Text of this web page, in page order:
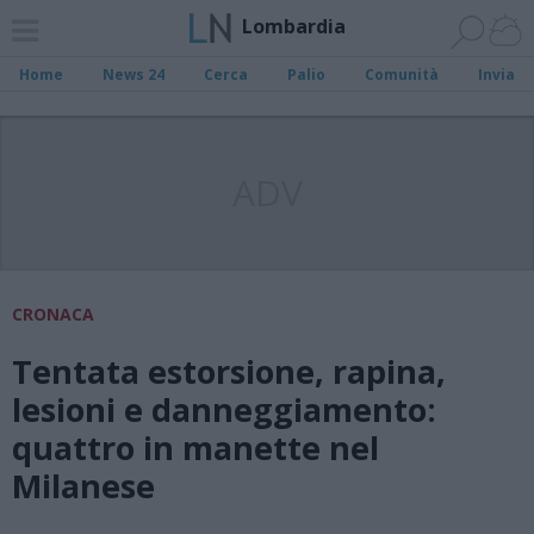
Lombardia
Home News 24 Cerca Palio Comunità Invia
CRONACA
Tentata estorsione, rapina,
lesioni e danneggiamento:
quattro in manette nel
Milanese